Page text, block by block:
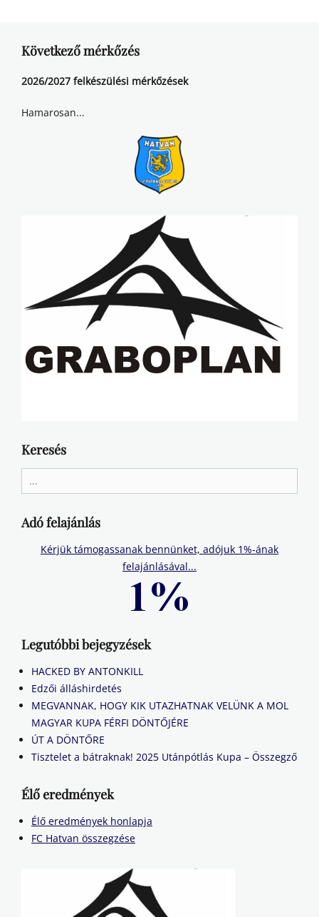
Következő mérkőzés
2026/2027 felkészülési mérkőzések
Hamarosan...
Keresés
for:
Adó felajánlás
Kérjük támogassanak bennünket, adójuk 1%-ának
felajánlásával...
Legutóbbi bejegyzések
HACKED BY ANTONKILL
Edzői álláshirdetés
MEGVANNAK, HOGY KIK UTAZHATNAK VELÜNK A MOL
MAGYAR KUPA FÉRFI DÖNTŐJÉRE
ÚT A DÖNTŐRE
Tisztelet a bátraknak! 2025 Utánpótlás Kupa – Összegző
Élő eredmények
Élő eredmények honlapja
FC Hatvan összegzése